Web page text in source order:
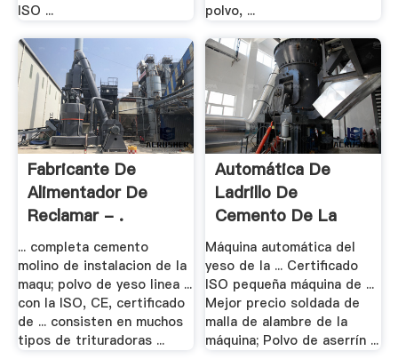
ISO ...
polvo, ...
Fabricante De
Alimentador De
Reclamar - .
... completa cemento
molino de instalacion de la
maqu; polvo de yeso linea ...
con la ISO, CE, certificado
de ... consisten en muchos
tipos de trituradoras ...
Automática De
Ladrillo De
Cemento De La
Máquina .
Máquina automática del
yeso de la ... Certificado
ISO pequeña máquina de ...
Mejor precio soldada de
malla de alambre de la
máquina; Polvo de aserrín ...